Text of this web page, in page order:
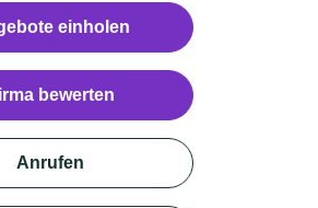
einholen
bewerten
Anrufen